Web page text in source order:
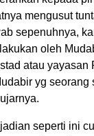
mengusut
sepenuhnya,
oleh
atau
yg
seperti ini